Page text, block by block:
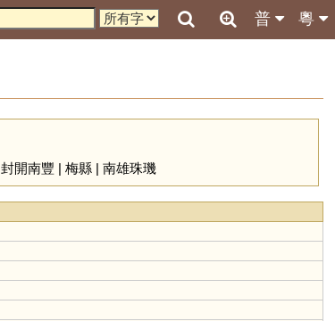
粵
普
封開南豐 | 梅縣| 南雄珠璣